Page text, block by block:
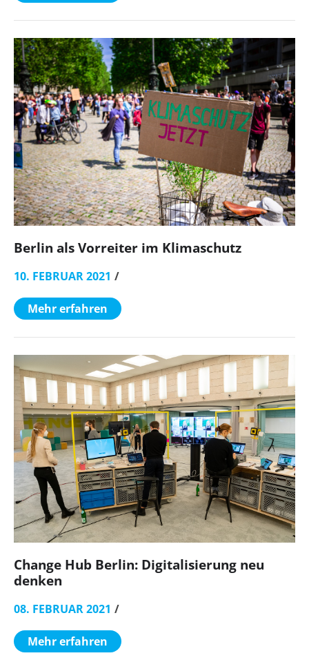
Berlin als Vorreiter im Klimaschutz
10. FEBRUAR 2021
Mehr erfahren
Change Hub Berlin: Digitalisierung neu
denken
08. FEBRUAR 2021
Mehr erfahren